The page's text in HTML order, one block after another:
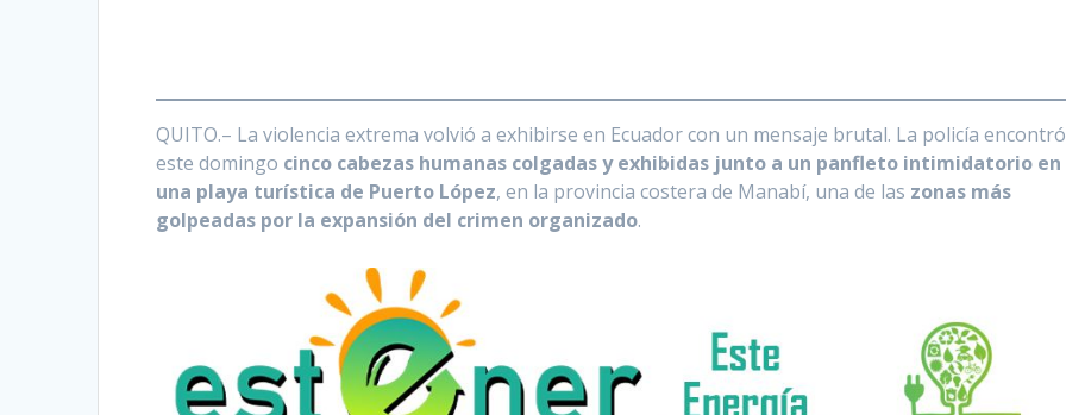
QUITO.– La violencia extrema volvió a exhibirse en Ecuador con un mensaje brutal. La policía encontró
este domingo cinco cabezas humanas colgadas y exhibidas junto a un panfleto intimidatorio en
una playa turística de Puerto López, en la provincia costera de Manabí, una de las zonas más
golpeadas por la expansión del crimen organizado.